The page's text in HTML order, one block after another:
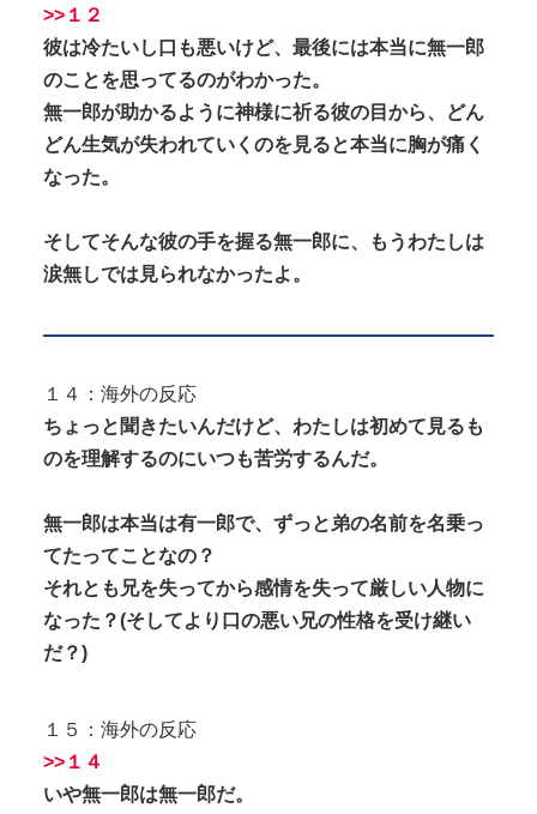
>>１２
彼は冷たいし口も悪いけど、最後には本当に無一郎
のことを思ってるのがわかった。
無一郎が助かるように神様に祈る彼の目から、どん
どん生気が失われていくのを見ると本当に胸が痛く
なった。
そしてそんな彼の手を握る無一郎に、もうわたしは
涙無しでは見られなかったよ。
１４：海外の反応
ちょっと聞きたいんだけど、わたしは初めて見るも
のを理解するのにいつも苦労するんだ。
無一郎は本当は有一郎で、ずっと弟の名前を名乗っ
てたってことなの？
それとも兄を失ってから感情を失って厳しい人物に
なった？(そしてより口の悪い兄の性格を受け継い
だ？)
１５：海外の反応
>>１４
いや無一郎は無一郎だ。